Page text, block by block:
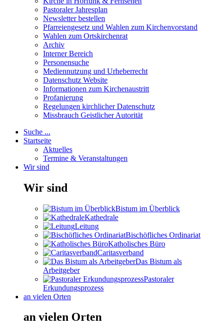
Pastoraler Jahresplan
Newsletter bestellen
Pfarreiengesetz und Wahlen zum Kirchenvorstand
Wahlen zum Ortskirchenrat
Archiv
Interner Bereich
Personensuche
Mediennutzung und Urheberrecht
Datenschutz Website
Informationen zum Kirchenaustritt
Profanierung
Regelungen kirchlicher Datenschutz
Missbrauch Geistlicher Autorität
Suche ...
Startseite
Aktuelles
Termine & Veranstaltungen
Wir sind
Wir sind
Bistum im Überblick
Kathedrale
Leitung
Bischöfliches Ordinariat
Katholisches Büro
Caritasverband
Das Bistum als
Arbeitgeber
Pastoraler
Erkundungsprozess
an vielen Orten
an vielen Orten